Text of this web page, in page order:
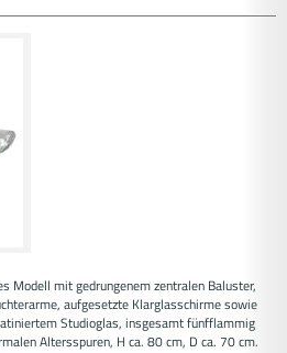
Modell mit gedrungenem zentralen Baluster,
aufgesetzte Klarglasschirme sowie
Studioglas, insgesamt fünfflammig
Altersspuren, H ca. 80 cm, D ca. 70 cm.